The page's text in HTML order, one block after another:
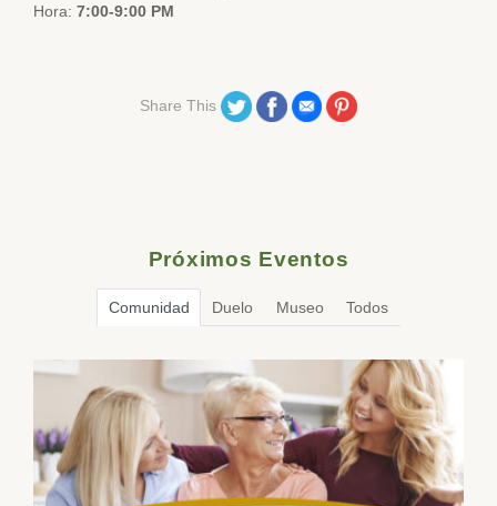
Hora: 7:00-9:00 PM
Share This Share on Twitter
Share on Facebook
Share on Email
Share on Pinterest
Próximos Eventos
Comunidad Duelo Museo Todos